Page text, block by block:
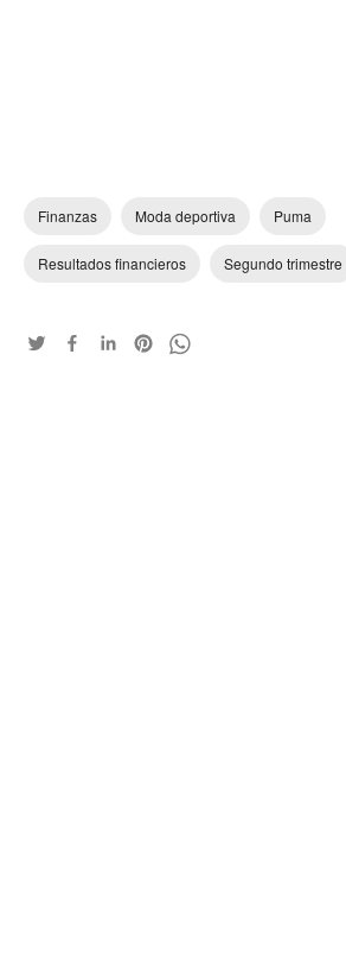
Finanzas Moda deportiva Puma
Resultados financieros Segundo trimestre